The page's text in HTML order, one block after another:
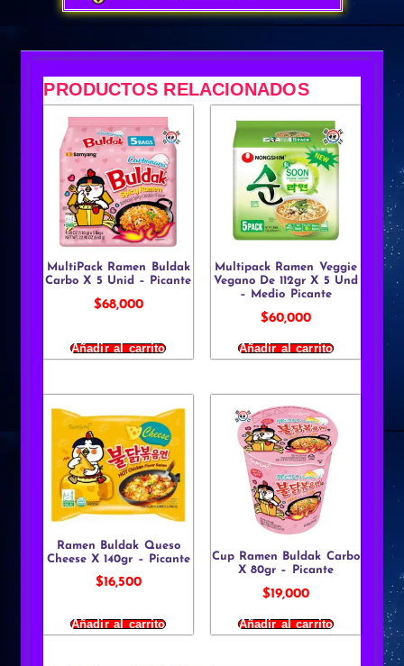
PRODUCTOS RELACIONADOS
MultiPack Ramen Buldak
Carbo X 5 Unid – Picante
$68,000
Añadir al carrito
Multipack Ramen Veggie
Vegano De 112gr X 5 Und
– Medio Picante
$60,000
Añadir al carrito
Ramen Buldak Queso
Cheese X 140gr – Picante
$16,500
Añadir al carrito
Cup Ramen Buldak Carbo
X 80gr – Picante
$19,000
Añadir al carrito